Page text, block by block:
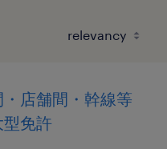
店舗間・幹線等
免許